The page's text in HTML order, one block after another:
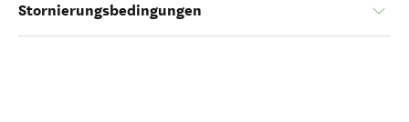
Stornierungsbedingungen